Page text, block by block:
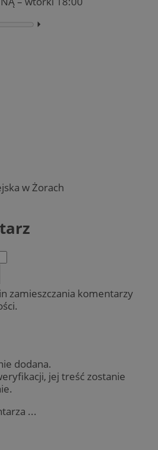
⏵︎
w Żorach
zamieszczania komentarzy
dodana.
jej treść zostanie
...